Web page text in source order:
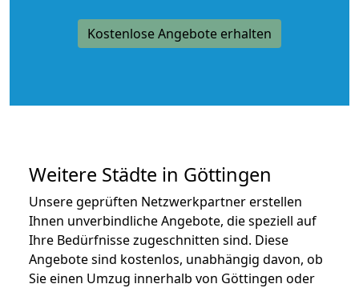
Kostenlose Angebote erhalten
Weitere Städte in Göttingen
Unsere geprüften Netzwerkpartner erstellen
Ihnen unverbindliche Angebote, die speziell auf
Ihre Bedürfnisse zugeschnitten sind. Diese
Angebote sind kostenlos, unabhängig davon, ob
Sie einen Umzug innerhalb von Göttingen oder